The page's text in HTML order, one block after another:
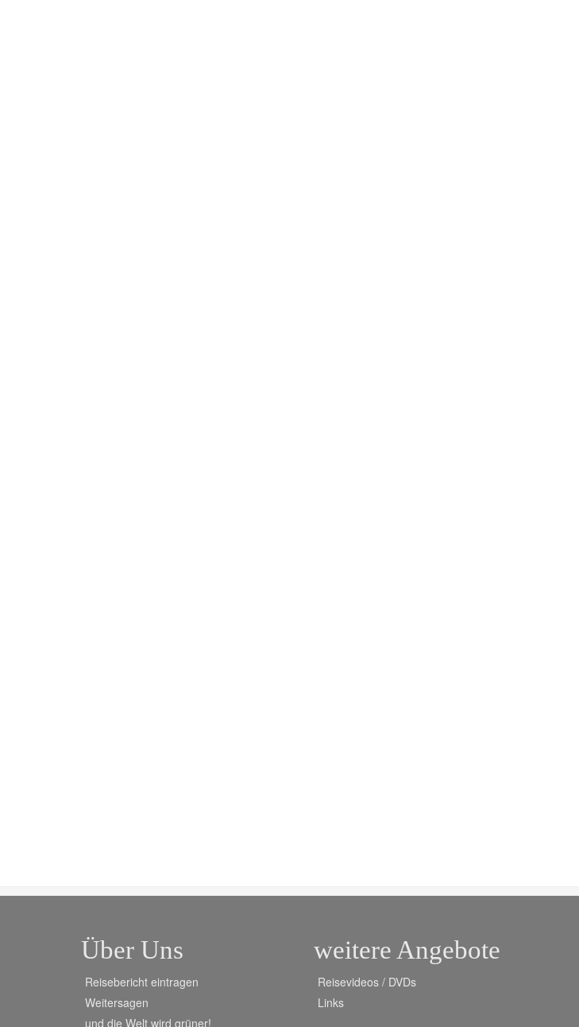
Über Uns
Reisebericht eintragen
Weitersagen
und die Welt wird grüner!
weitere Angebote
Reisevideos / DVDs
Links